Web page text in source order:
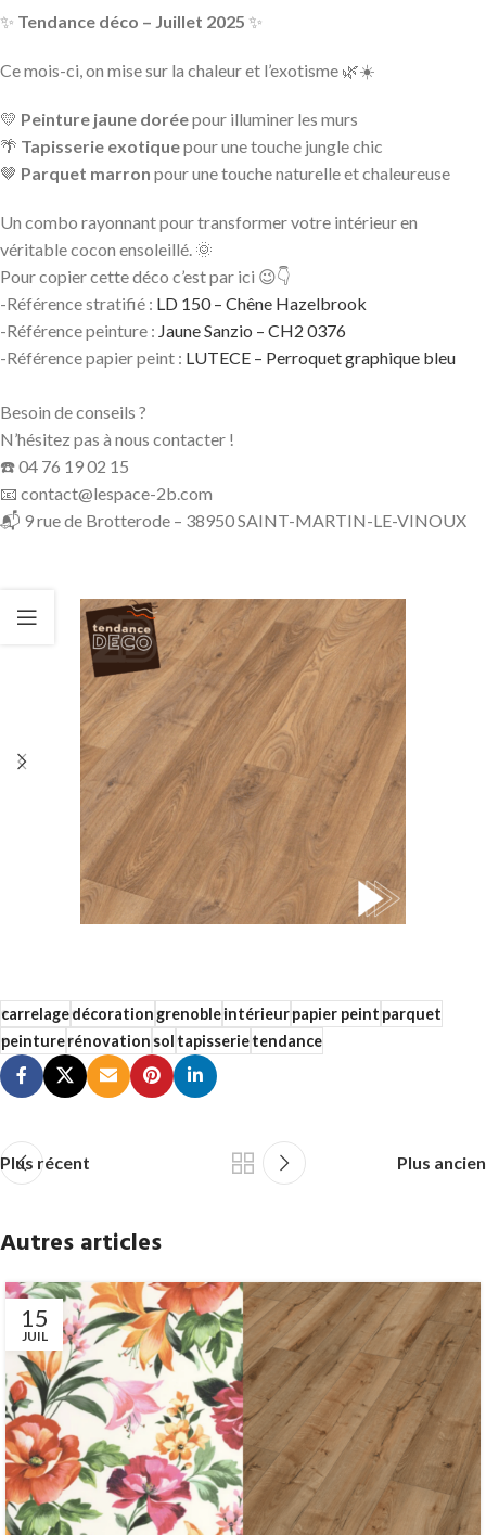
✨ Tendance déco – Juillet 2025 ✨
Ce mois-ci, on mise sur la chaleur et l’exotisme 🌿☀️
💛 Peinture jaune doréepour illuminer les murs
🌴 Tapisserie exotiquepour une touche jungle chic
🤎 Parquet marron pour une touche naturelle et chaleureuse
Un combo rayonnant pour transformer votre intérieur en
véritable cocon ensoleillé. 🌞
Pour copier cette déco c’est par ici 😉👇
-Référence stratifié : LD 150 – Chêne Hazelbrook
-Référence peinture : Jaune Sanzio – CH2 0376
-Référence papier peint : LUTECE – Perroquet graphique bleu
Besoin de conseils ?
N’hésitez pas à nous contacter !
☎️ 04 76 19 02 15
📧 contact@lespace-2b.com
📬 9 rue de Brotterode – 38950 SAINT-MARTIN-LE-VINOUX
carrelagedécorationgrenobleintérieurpapier peintparquet
peinturerénovationsoltapisserietendance
Plus récent Plus ancien
Autres articles
15
JUIL